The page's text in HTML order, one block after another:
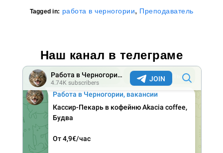
Tagged in: работа в черногории, Преподаватель
Наш канал в телеграме